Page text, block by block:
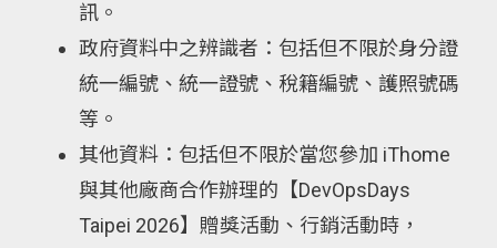
訊。
政府資料中之辨識者：包括但不限於身分證
統一編號、統一證號、稅籍編號、護照號碼
等。
其他資料：包括但不限於當您參加 iThome
與其他廠商合作辦理的【DevOpsDays
Taipei 2026】贈獎活動、行銷活動時，